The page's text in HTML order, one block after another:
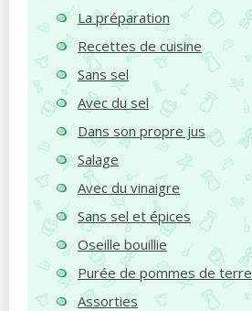
La préparation
Recettes de cuisine
Sans sel
Avec du sel
Dans son propre jus
Salage
Avec du vinaigre
Sans sel et épices
Oseille bouillie
Purée de pommes de terre
Assorties